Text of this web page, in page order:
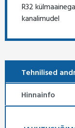
R32
kanalimudel
Tehnilised
Hinnainfo